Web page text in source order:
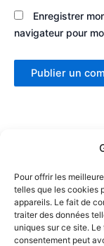
Pour offrir les
telles que les cookies
appareils. Le fait de
traiter des données
uniques sur ce site.
consentement peut
Enregistrer
navigateur pour
Partenaires :
LaMaisonDuDonut